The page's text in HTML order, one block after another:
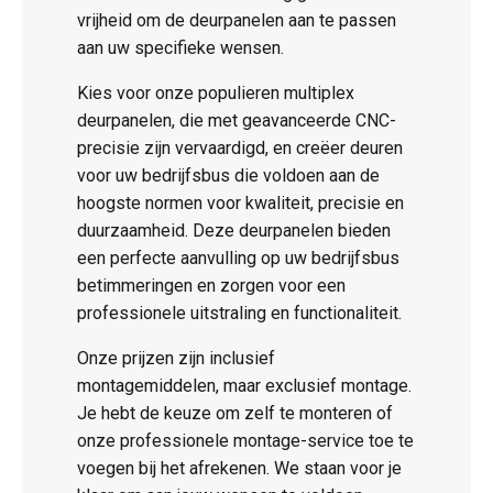
vrijheid om de deurpanelen aan te passen
aan uw specifieke wensen.
Kies voor onze populieren multiplex
deurpanelen, die met geavanceerde CNC-
precisie zijn vervaardigd, en creëer deuren
voor uw bedrijfsbus die voldoen aan de
hoogste normen voor kwaliteit, precisie en
duurzaamheid. Deze deurpanelen bieden
een perfecte aanvulling op uw bedrijfsbus
betimmeringen en zorgen voor een
professionele uitstraling en functionaliteit.
Onze prijzen zijn inclusief
montagemiddelen, maar exclusief montage.
Je hebt de keuze om zelf te monteren of
onze professionele montage-service toe te
voegen bij het afrekenen. We staan voor je